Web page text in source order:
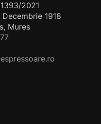
2021
Decembrie 1918
Mures